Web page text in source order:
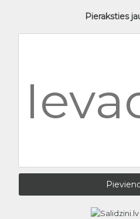
Pieraksties